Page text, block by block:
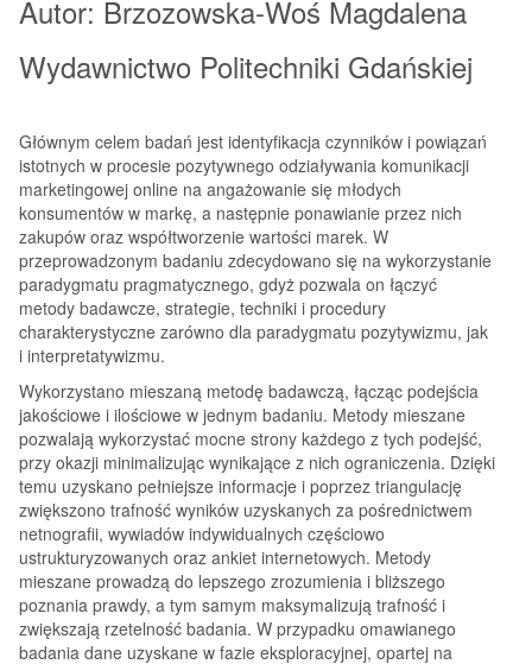
Autor: Brzozowska-Woś Magdalena
Wydawnictwo Politechniki Gdańskiej
Głównym celem badań jest identyfikacja czynników i powiązań
istotnych w procesie pozytywnego odziaływania komunikacji
marketingowej online na angażowanie się młodych
konsumentów w markę, a następnie ponawianie przez nich
zakupów oraz współtworzenie wartości marek. W
przeprowadzonym badaniu zdecydowano się na wykorzystanie
paradygmatu pragmatycznego, gdyż pozwala on łączyć
metody badawcze, strategie, techniki i procedury
charakterystyczne zarówno dla paradygmatu pozytywizmu, jak
i interpretatywizmu.
Wykorzystano mieszaną metodę badawczą, łącząc podejścia
jakościowe i ilościowe w jednym badaniu. Metody mieszane
pozwalają wykorzystać mocne strony każdego z tych podejść,
przy okazji minimalizując wynikające z nich ograniczenia. Dzięki
temu uzyskano pełniejsze informacje i poprzez triangulację
zwiększono trafność wyników uzyskanych za pośrednictwem
netnografii, wywiadów indywidualnych częściowo
ustrukturyzowanych oraz ankiet internetowych. Metody
mieszane prowadzą do lepszego zrozumienia i bliższego
poznania prawdy, a tym samym maksymalizują trafność i
zwiększają rzetelność badania. W przypadku omawianego
badania dane uzyskane w fazie eksploracyjnej, opartej na